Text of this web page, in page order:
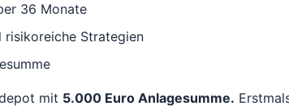
36 Monate
risikoreiche Strategien
mit 5.000 Euro Anlagesumme.